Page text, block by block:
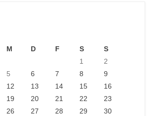
M D F S
S
1
2
5 6 7 8
9
12 13 14 15
16
19 20 21 22
23
26 27 28 29 30